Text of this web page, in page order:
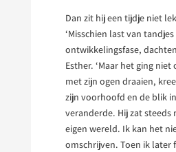
Dan zit hij een tijdje niet
‘Misschien last van
ontwikkelingsfase,
Esther. ‘Maar het ging niet
met zijn ogen draaien,
zijn voorhoofd en de blik
veranderde. Hij zat steeds
eigen wereld. Ik kan het
omschrijven. Toen ik later